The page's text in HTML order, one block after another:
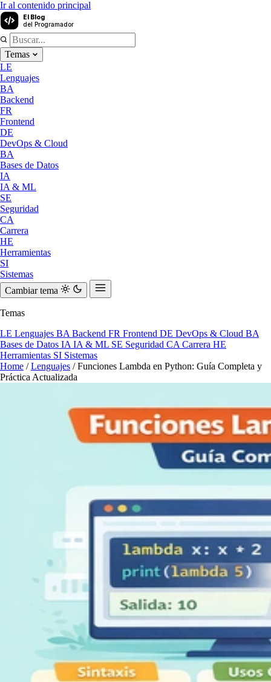
Ir al contenido principal
El Blog
del Programador
Temas
LE
Lenguajes
BA
Backend
FR
Frontend
DE
DevOps & Cloud
BA
Bases de Datos
IA
IA & ML
SE
Seguridad
CA
Carrera
HE
Herramientas
SI
Sistemas
Cambiar tema
Temas
LE Lenguajes BA Backend FR Frontend DE DevOps & Cloud BA
Bases de Datos IA IA & ML SE Seguridad CA Carrera HE
Herramientas SI Sistemas
Home / Lenguajes / Funciones Lambda en Python: Guía Completa y
Práctica Actualizada